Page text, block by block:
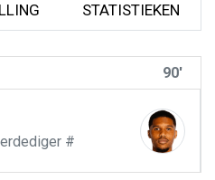
STATISTIEKEN
90'
#